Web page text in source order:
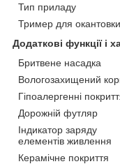
Тип приладу
Тример для окантовки
Додаткові функції і
Бритвене насадка
Вологозахищений
Гіпоалергенні
Дорожній футляр
Індикатор заряду
елементів живлення
Керамічне покриття